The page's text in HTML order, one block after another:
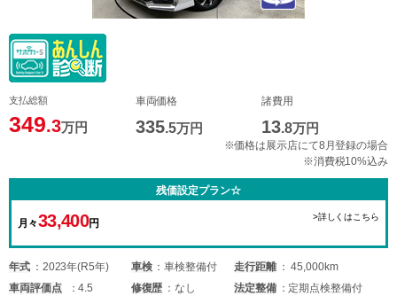
支払総額
349.3万円
車両価格
335.5万円
諸費用
13.8万円
※価格は展示店にて8月登録の場合
※消費税10%込み
残価設定プラン☆
月々33,400円
>詳しくはこちら
年式 2023年(R5年) 車検 車検整備付 走行距離
45,000km
車両評価点 4.5 修復歴 なし 法定整備
定期点検整備付